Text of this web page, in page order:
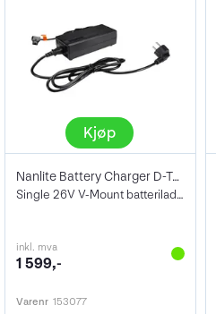
Kjøp
Nanlite Battery Charger D-Tap to V-Mount
Single 26V V-Mount batterilader
inkl. mva
1 599,-
Varenr 153077